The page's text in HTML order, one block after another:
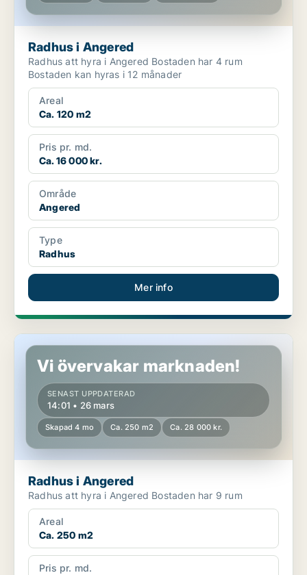
Radhus i Angered
Radhus att hyra i Angered Bostaden har 4 rum
Bostaden kan hyras i 12 månader
Areal
Ca. 120 m2
Pris pr. md.
Ca. 16 000 kr.
Område
Angered
Type
Radhus
Mer info
Radhus i Angered
Vi övervakar marknaden!
SENAST UPPDATERAD
14:01 • 26 mars
Skapad 4 mo Ca. 250 m2 Ca. 28 000 kr.
Radhus i Angered
Radhus att hyra i Angered Bostaden har 9 rum
Areal
Ca. 250 m2
Pris pr. md.